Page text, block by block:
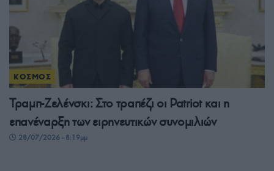
ΚΟΣΜΟΣ
Τραμπ-Ζελένσκι: Στο τραπέζι οι Patriot και η
επανέναρξη των ειρηνευτικών συνομιλιών
28/07/2026 - 8:19μμ